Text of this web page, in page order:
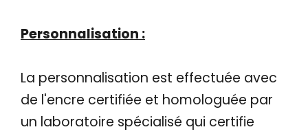
Personnalisation :
La personnalisation est effectuée avec
de l'encre certifiée et homologuée par
un laboratoire spécialisé qui certifie